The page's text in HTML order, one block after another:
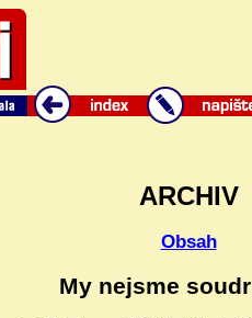
ARCHIV
Obsah
My nejsme